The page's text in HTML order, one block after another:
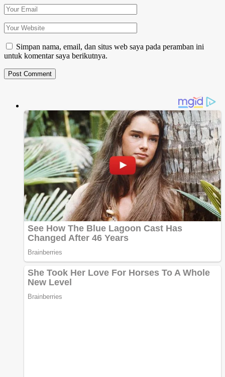
Simpan nama, email, dan situs web saya pada peramban ini
untuk komentar saya berikutnya.